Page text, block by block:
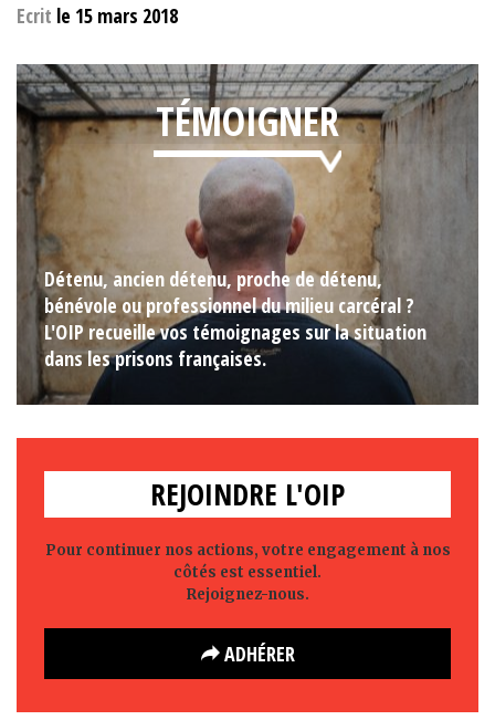
Ecrit le 15 mars 2018
TÉMOIGNER
Détenu, ancien détenu, proche de détenu,
bénévole ou professionnel du milieu carcéral ?
L'OIP recueille vos témoignages sur la situation
dans les prisons françaises.
REJOINDRE L'OIP
Pour continuer nos actions, votre engagement à nos
côtés est essentiel.
Rejoignez-nous.
ADHÉRER